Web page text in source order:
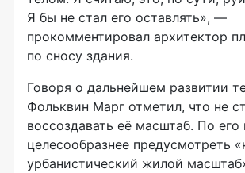
Я бы не стал его оставлять», —
прокомментировал архитектор
по сносу здания.
Говоря о дальнейшем развитии
Фольквин Марг отметил, что не
воссоздавать её масштаб. По
целесообразнее предусмотреть
урбанистический жилой